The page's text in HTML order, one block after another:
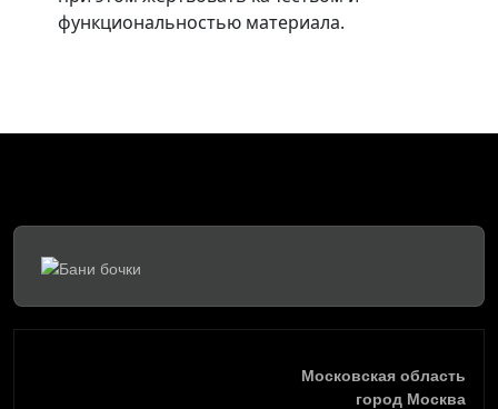
функциональностью материала.
Московская область
город Москва